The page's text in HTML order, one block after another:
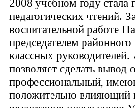
2008 учебном году
педагогических чтений.
воспитательной работе
председателем
классных руководителей.
позволяет сделать вывод
профессиональный,
положительно влияющий